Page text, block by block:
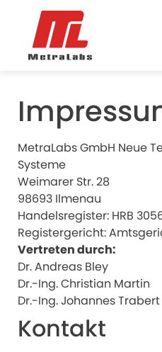
MetraLabs GmbH Neue
Systeme
Weimarer Str. 28
98693 Ilmenau
Handelsregister: HRB
Registergericht:
Vertreten durch:
Dr. Andreas Bley
Dr.-Ing. Christian Martin
Dr.-Ing. Johannes Trabert
Kontakt